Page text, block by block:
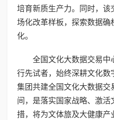
培育新质生产力。同时，该
场化改革样板，探索数据确
化。
全国文化大数据交易中
行先试者，始终深耕文化数
集团共建全国文化大数据交
间，是落实国家战略、激活
措，将为文体旅及大健康产